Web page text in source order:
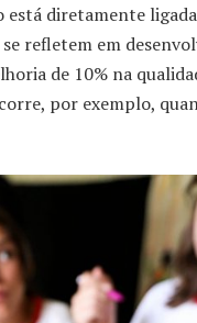
está diretamente
refletem em
de 10% na
por exemplo,